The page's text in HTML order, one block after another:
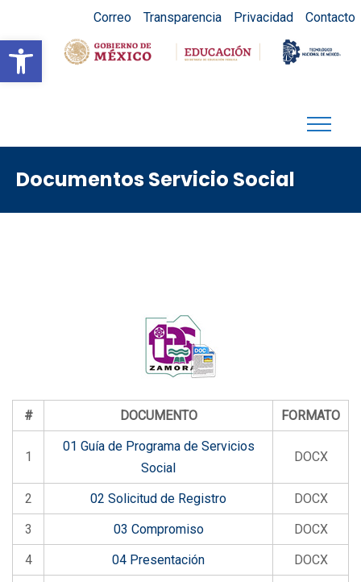
Abrir barra de herramientas
Correo Transparencia Privacidad Contacto
Documentos Servicio Social
# DOCUMENTO FORMATO
1
01 Guía de Programa de Servicios
Social
DOCX
2 02 Solicitud de Registro
DOCX
3
03 Compromiso
DOCX
4
04 Presentación DOCX